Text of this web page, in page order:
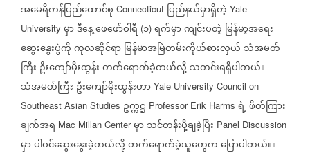
အမေရိကန်ပြည်ထောင်စု Connecticut ပြည်နယ်မှာရှိတဲ့ Yale
University မှာဒီနေ့ဖေဖော်ဝါရီ (၁) ရက်မှာကျင်းပတဲ့ မြန်မာ့အရေး
ဆွေးနွေးပွဲကိုကုလဆိုင်ရာမြန်မာအမြဲတမ်းကိုယ်စားလှယ် သံအမတ်
ကြီး ဦးကျော်မိုးထွန်းတက်ရောက်ခဲ့တယ်လို့သတင်းရရှိပါတယ်။
သံအမတ်ကြီး ဦးကျော်မိုးထွန်းဟာ Yale University Council on
Southeast Asian Studies ဥက္ကဋ္ဌ Professor Erik Harms ရဲ့ဖိတ်ကြား
ချက်အရ Mac Millan Centerမှာသင်တန်းပို့ချခဲ့ပြီး Panel Discussion
မှာပါဝင်ဆွေးနွေးခဲ့တယ်လို့တက်ရောက်ခဲ့သူတွေကပြောပါတယ်။။